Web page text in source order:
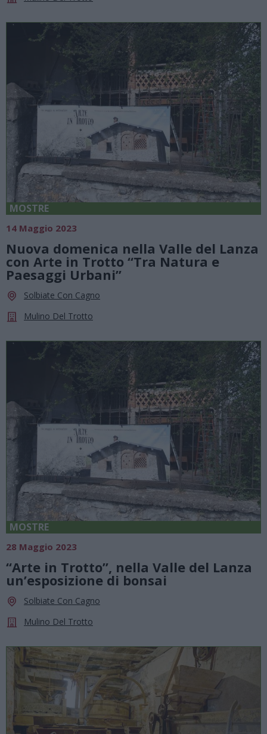
MOSTRE
14 Maggio 2023
Nuova domenica nella Valle del Lanza
con Arte in Trotto “Tra Natura e
Paesaggi Urbani”
Solbiate Con Cagno
Mulino Del Trotto
MOSTRE
28 Maggio 2023
“Arte in Trotto”, nella Valle del Lanza
un’esposizione di bonsai
Solbiate Con Cagno
Mulino Del Trotto